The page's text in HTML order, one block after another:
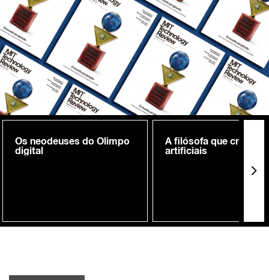
Os neodeuses do Olimpo
digital
A filósofa que cria
artificiais